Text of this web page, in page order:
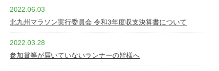
2022.06.03
北九州マラソン実行委員会 令和3年度収支決算書について
2022.03.28
参加賞等が届いていないランナーの皆様へ